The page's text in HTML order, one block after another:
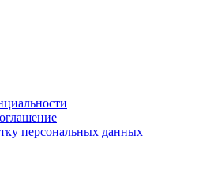
персональных данных